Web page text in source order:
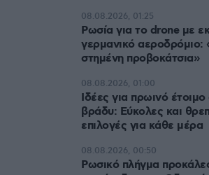
Ρωσία για το drone με
γερμανικό αεροδρόμιο:
στημένη προβοκάτσια»
08.08.2026, 01:25
Ιδέες για πρωινό
βράδυ: Εύκολες και
επιλογές για κάθε μέρα
08.08.2026, 01:00
Ρωσικό πλήγμα
08.08.2026, 00:50